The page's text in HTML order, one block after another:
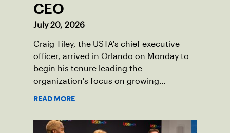
CEO
July 20, 2026
Craig Tiley, the USTA's chief executive
officer, arrived in Orlando on Monday to
begin his tenure leading the
organization's focus on growing
READ MORE